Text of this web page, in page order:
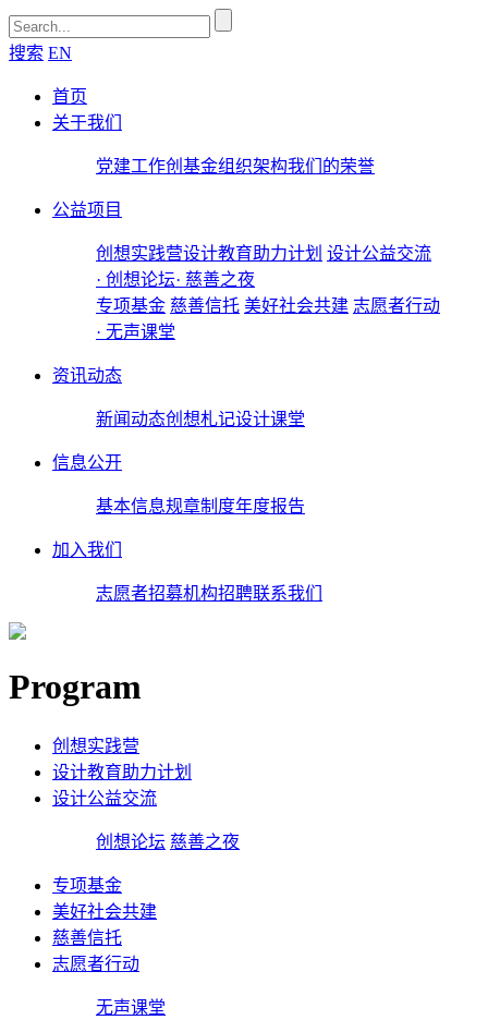
搜索 EN
首页
关于我们
党建工作创基金组织架构我们的荣誉
公益项目
创想实践营设计教育助力计划 设计公益交流
· 创想论坛· 慈善之夜
专项基金 慈善信托 美好社会共建 志愿者行动
· 无声课堂
资讯动态
新闻动态创想札记设计课堂
信息公开
基本信息规章制度年度报告
加入我们
志愿者招募机构招聘联系我们
Program
创想实践营
设计教育助力计划
设计公益交流
创想论坛 慈善之夜
专项基金
美好社会共建
慈善信托
志愿者行动
无声课堂